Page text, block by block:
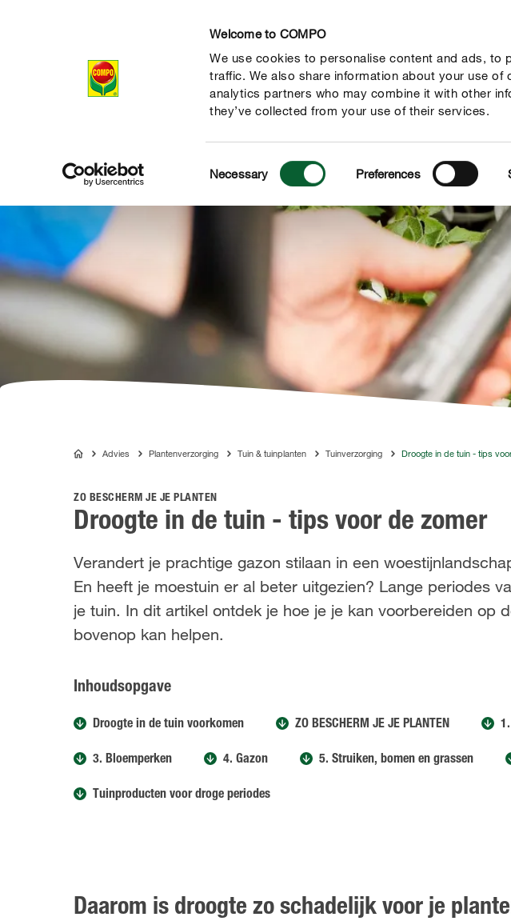
Welcome to COMPO
We use cookies to personalise content and ads, to
traffic. We also share information about your use
analytics partners who may combine it with other
they’ve collected from your use of their services.
Selection
Necessary Preferences
Producten Advies Thema's
natuur
COMPOAdvies Plantenverzorging Tuin & tuinplanten Tuinverzorging Droogte in de tuin - tips
ZO BESCHERM JE JE PLANTEN
Droogte in de tuin - tips voor de zomer
Verandert je prachtige gazon stilaan in een
En heeft je moestuin er al beter uitgezien? Lange periodes
je tuin. In dit artikel ontdek je hoe je je kan voorbereiden op
bovenop kan helpen.
Inhoudsopgave
Droogte in de tuin voorkomen ZO BESCHERM JE JE PLANTEN
3. Bloemperken 4. Gazon 5. Struiken, bomen en grassen
Tuinproducten voor droge periodes
Daarom is droogte zo schadelijk voor je